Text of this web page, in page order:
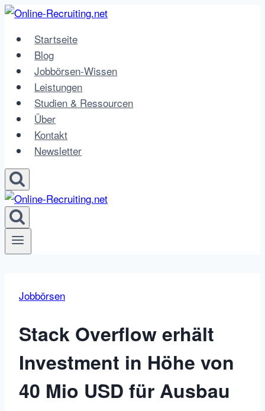
Zum
springenStartseite
Blog
Jobbörsen-Wissen
Leistungen
Studien & Ressourcen
Über
Kontakt
Newsletter
Jobbörsen
Stack Overflow erhält
Investment in Höhe von
40 Mio USD für Ausbau